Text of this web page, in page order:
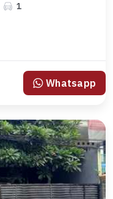
1
Whatsapp